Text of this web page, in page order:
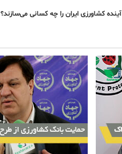
آینده کشاورزی ایران را چه کسانی می‌سازند؟